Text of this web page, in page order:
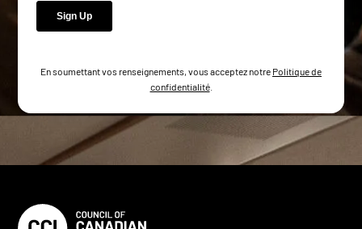
En soumettant vos renseignements, vous acceptez notre Politique de
confidentialité.